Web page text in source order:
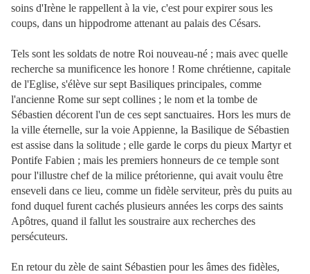
soins d'Irène le rappellent à la vie, c'est pour expirer sous les
coups, dans un hippodrome attenant au palais des Césars.
Tels sont les soldats de notre Roi nouveau-né ; mais avec quelle
recherche sa munificence les honore ! Rome chrétienne, capitale
de l'Eglise, s'élève sur sept Basiliques principales, comme
l'ancienne Rome sur sept collines ; le nom et la tombe de
Sébastien décorent l'un de ces sept sanctuaires. Hors les murs de
la ville éternelle, sur la voie Appienne, la Basilique de Sébastien
est assise dans la solitude ; elle garde le corps du pieux Martyr et
Pontife Fabien ; mais les premiers honneurs de ce temple sont
pour l'illustre chef de la milice prétorienne, qui avait voulu être
enseveli dans ce lieu, comme un fidèle serviteur, près du puits au
fond duquel furent cachés plusieurs années les corps des saints
Apôtres, quand il fallut les soustraire aux recherches des
persécuteurs.
En retour du zèle de saint Sébastien pour les âmes des fidèles,